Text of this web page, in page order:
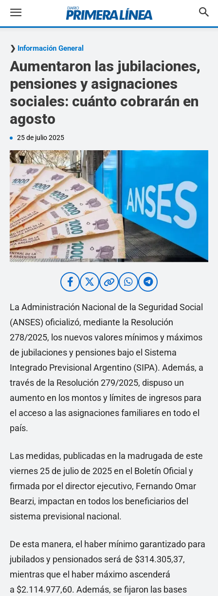
Información General
Aumentaron las jubilaciones,
pensiones y asignaciones
sociales: cuánto cobrarán en
agosto
25 de julio 2025
La Administración Nacional de la Seguridad Social
(ANSES) oficializó, mediante la Resolución
278/2025, los nuevos valores mínimos y máximos
de jubilaciones y pensiones bajo el Sistema
Integrado Previsional Argentino (SIPA). Además, a
través de la Resolución 279/2025, dispuso un
aumento en los montos y límites de ingresos para
el acceso a las asignaciones familiares en todo el
país.
Las medidas, publicadas en la madrugada de este
viernes 25 de julio de 2025 en el Boletín Oficial y
firmada por el director ejecutivo, Fernando Omar
Bearzi, impactan en todos los beneficiarios del
sistema previsional nacional.
De esta manera, el haber mínimo garantizado para
jubilados y pensionados será de $314.305,37,
mientras que el haber máximo ascenderá
a $2.114.977,60. Además, se fijaron las bases